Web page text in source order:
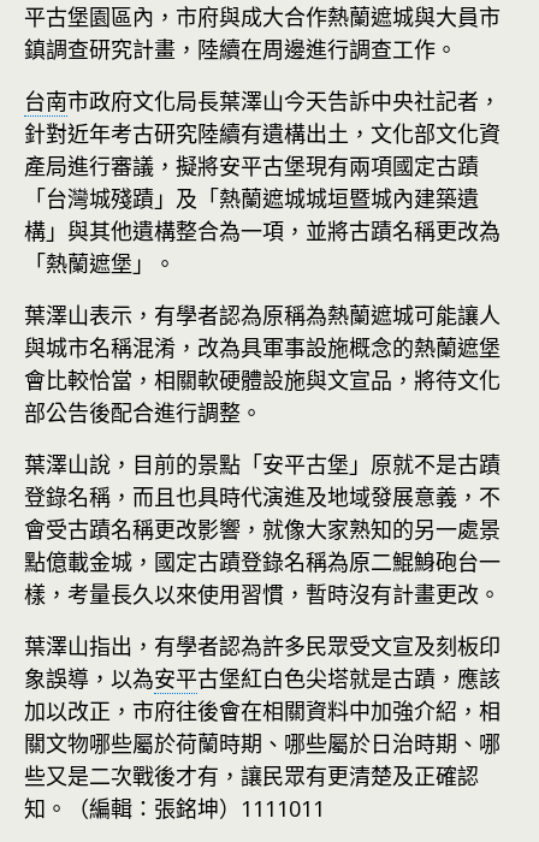
平古堡園區內，市府與成大合作熱蘭遮城與大員市
鎮調查研究計畫，陸續在周邊進行調查工作。
台南市政府文化局長葉澤山今天告訴中央社記者，
針對近年考古研究陸續有遺構出土，文化部文化資
產局進行審議，擬將安平古堡現有兩項國定古蹟
「台灣城殘蹟」及「熱蘭遮城城垣暨城內建築遺
構」與其他遺構整合為一項，並將古蹟名稱更改為
「熱蘭遮堡」。
葉澤山表示，有學者認為原稱為熱蘭遮城可能讓人
與城市名稱混淆，改為具軍事設施概念的熱蘭遮堡
會比較恰當，相關軟硬體設施與文宣品，將待文化
部公告後配合進行調整。
葉澤山說，目前的景點「安平古堡」原就不是古蹟
登錄名稱，而且也具時代演進及地域發展意義，不
會受古蹟名稱更改影響，就像大家熟知的另一處景
點億載金城，國定古蹟登錄名稱為原二鯤鯓砲台一
樣，考量長久以來使用習慣，暫時沒有計畫更改。
葉澤山指出，有學者認為許多民眾受文宣及刻板印
象誤導，以為安平古堡紅白色尖塔就是古蹟，應該
加以改正，市府往後會在相關資料中加強介紹，相
關文物哪些屬於荷蘭時期、哪些屬於日治時期、哪
些又是二次戰後才有，讓民眾有更清楚及正確認
知。（編輯：張銘坤）1111011